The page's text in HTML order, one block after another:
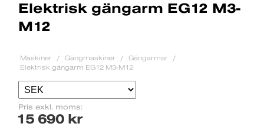
Elektrisk gängarm EG12 M3-
M12
Maskiner Gängmaskiner
Gängarmar
Elektrisk gängarm EG12 M3-M12
Pris exkl. moms:
15 690 kr